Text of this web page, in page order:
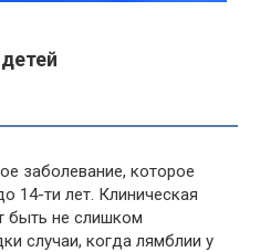
заболевание, которое
14-ти лет. Клиническая
быть не слишком
случаи, когда лямблии у